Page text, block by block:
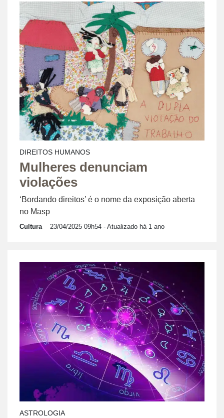
DIREITOS HUMANOS
Mulheres denunciam
violações
‘Bordando direitos’ é o nome da exposição aberta
no Masp
Cultura 23/04/2025 09h54 - Atualizado há 1 ano
ASTROLOGIA